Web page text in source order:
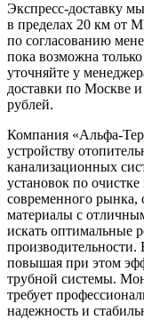
Экспресс-доставку
в пределах 20 км от
по согласованию
пока возможна
уточняйте у
доставки по Москве
рублей.
Компания «Альфа-
устройству
канализационных
установок по
современного рынка,
материалы с
искать оптимальные
повышая при этом
трубной системы.
требует
надежность и